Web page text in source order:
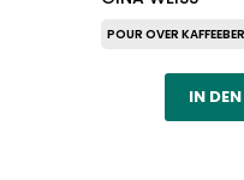
POUR OVER
IN